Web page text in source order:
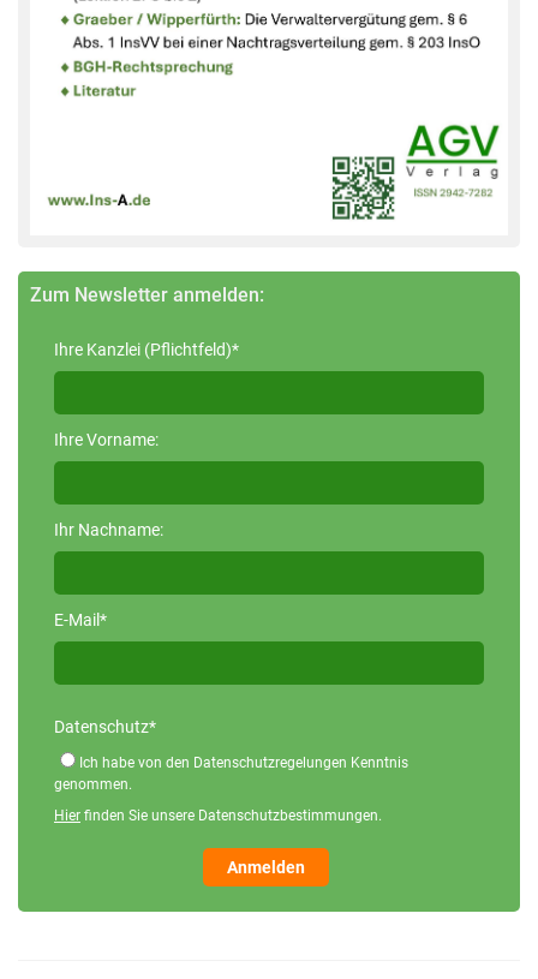
Zum Newsletter anmelden:
Ihre Kanzlei (Pflichtfeld)*
Ihre Vorname:
Ihr Nachname:
E-Mail*
Datenschutz*
Ich habe von den Datenschutzregelungen Kenntnis
genommen.
Hier finden Sie unsere Datenschutzbestimmungen.
Anmelden